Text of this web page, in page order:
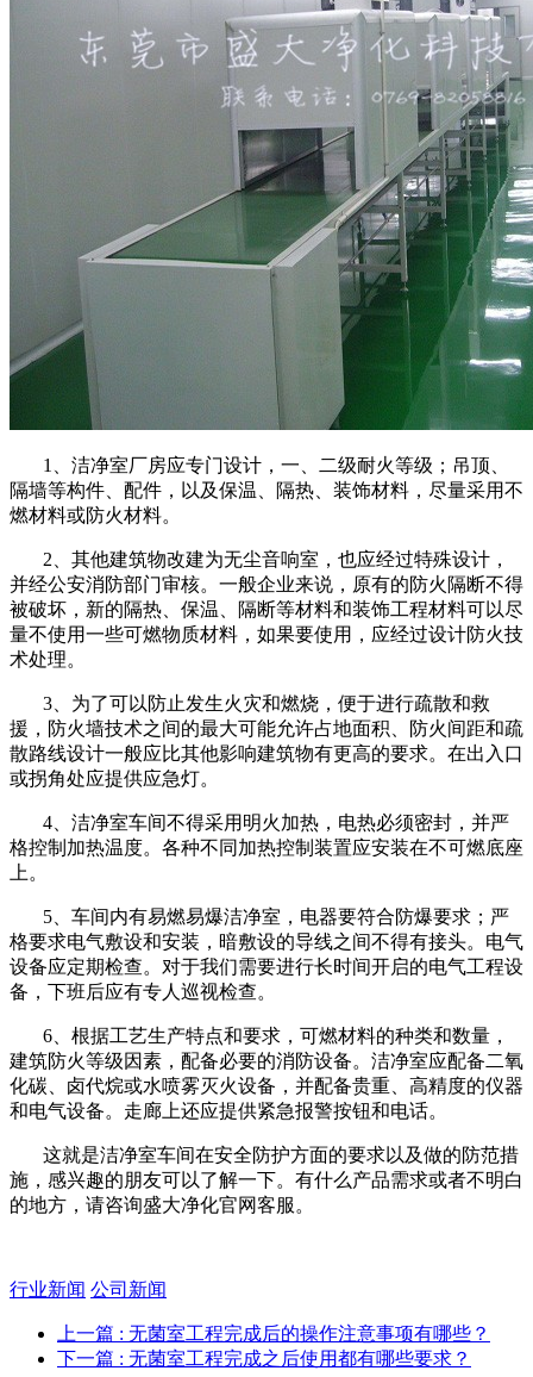
1、洁净室厂房应专门设计，一、二级耐火等级；吊顶、
隔墙等构件、配件，以及保温、隔热、装饰材料，尽量采用不
燃材料或防火材料。
2、其他建筑物改建为无尘音响室，也应经过特殊设计，
并经公安消防部门审核。一般企业来说，原有的防火隔断不得
被破坏，新的隔热、保温、隔断等材料和装饰工程材料可以尽
量不使用一些可燃物质材料，如果要使用，应经过设计防火技
术处理。
3、为了可以防止发生火灾和燃烧，便于进行疏散和救
援，防火墙技术之间的最大可能允许占地面积、防火间距和疏
散路线设计一般应比其他影响建筑物有更高的要求。在出入口
或拐角处应提供应急灯。
4、洁净室车间不得采用明火加热，电热必须密封，并严
格控制加热温度。各种不同加热控制装置应安装在不可燃底座
上。
5、车间内有易燃易爆洁净室，电器要符合防爆要求；严
格要求电气敷设和安装，暗敷设的导线之间不得有接头。电气
设备应定期检查。对于我们需要进行长时间开启的电气工程设
备，下班后应有专人巡视检查。
6、根据工艺生产特点和要求，可燃材料的种类和数量，
建筑防火等级因素，配备必要的消防设备。洁净室应配备二氧
化碳、卤代烷或水喷雾灭火设备，并配备贵重、高精度的仪器
和电气设备。走廊上还应提供紧急报警按钮和电话。
这就是洁净室车间在安全防护方面的要求以及做的防范措
施，感兴趣的朋友可以了解一下。有什么产品需求或者不明白
的地方，请咨询盛大净化官网客服。
行业新闻 公司新闻
上一篇 : 无菌室工程完成后的操作注意事项有哪些？
下一篇 : 无菌室工程完成之后使用都有哪些要求？